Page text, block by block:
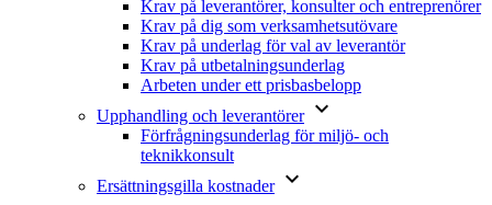
Krav på leverantörer, konsulter och entreprenörer
Krav på dig som verksamhetsutövare
Krav på underlag för val av leverantör
Krav på utbetalningsunderlag
Arbeten under ett prisbasbelopp
Upphandling och leverantörer keyboard_arrow_down
Förfrågningsunderlag för miljö- och
teknikkonsult
Ersättningsgilla kostnader keyboard_arrow_down